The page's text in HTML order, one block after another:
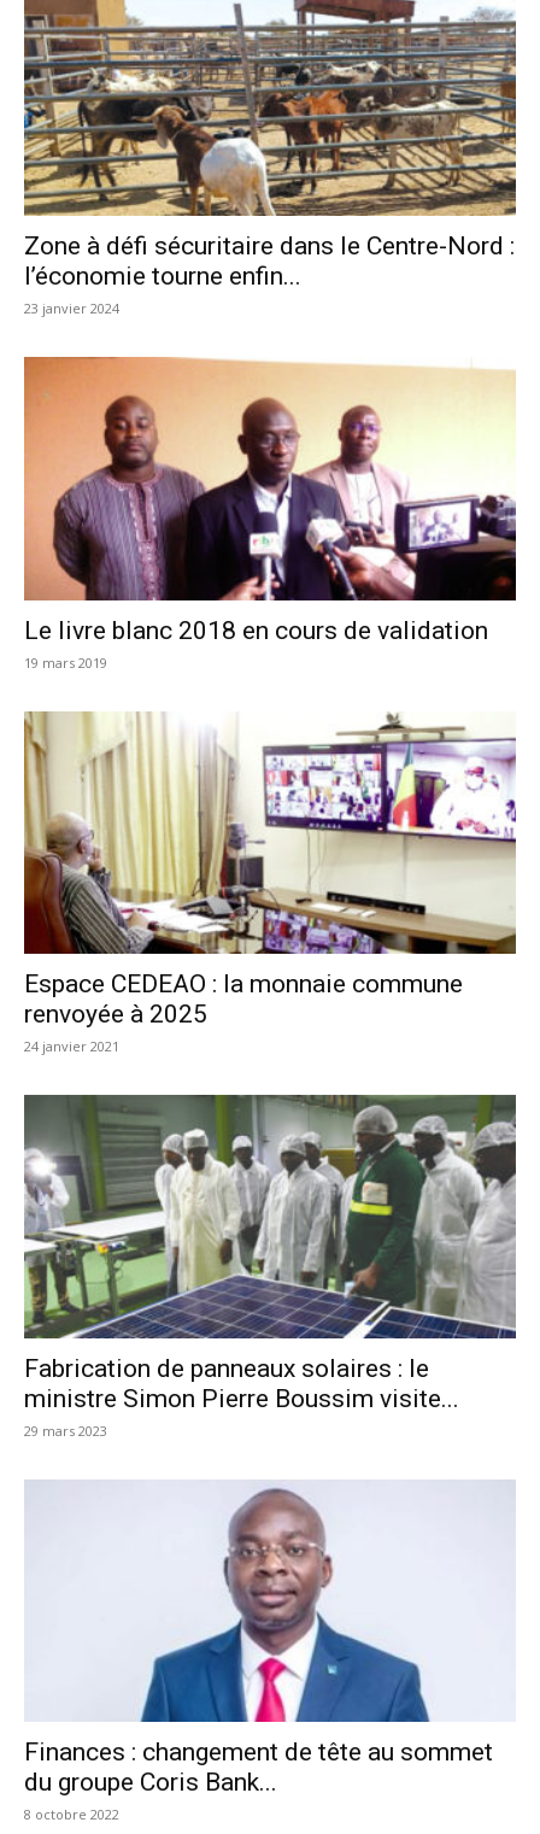
Zone à défi sécuritaire dans le Centre-Nord :
l’économie tourne enfin...
23 janvier 2024
Le livre blanc 2018 en cours de validation
19 mars 2019
Espace CEDEAO : la monnaie commune
renvoyée à 2025
24 janvier 2021
Fabrication de panneaux solaires : le
ministre Simon Pierre Boussim visite...
29 mars 2023
Finances : changement de tête au sommet
du groupe Coris Bank...
8 octobre 2022